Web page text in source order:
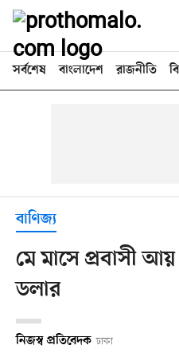
সর্বশেষ বাংলাদেশ রাজনীতি
বাণিজ্য
মে মাসে প্রবাসী
ডলার
নিজস্ব প্রতিবেদক ঢাকা